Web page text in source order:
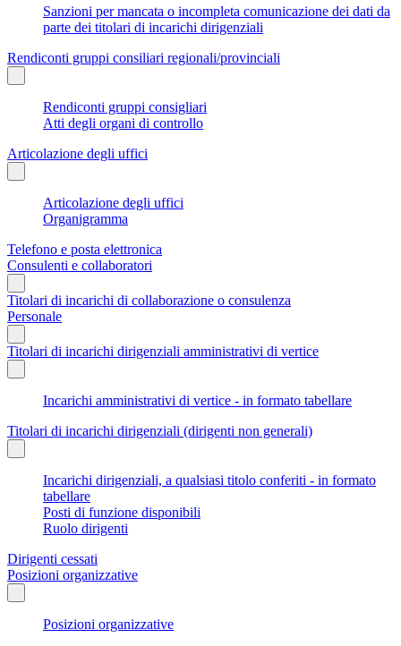
Sanzioni per mancata o incompleta comunicazione dei dati da
parte dei titolari di incarichi dirigenziali
Rendiconti gruppi consiliari regionali/provinciali
Rendiconti gruppi consigliari
Atti degli organi di controllo
Articolazione degli uffici
Articolazione degli uffici
Organigramma
Telefono e posta elettronica
Consulenti e collaboratori
Titolari di incarichi di collaborazione o consulenza
Personale
Titolari di incarichi dirigenziali amministrativi di vertice
Incarichi amministrativi di vertice - in formato tabellare
Titolari di incarichi dirigenziali (dirigenti non generali)
Incarichi dirigenziali, a qualsiasi titolo conferiti - in formato
tabellare
Posti di funzione disponibili
Ruolo dirigenti
Dirigenti cessati
Posizioni organizzative
Posizioni organizzative